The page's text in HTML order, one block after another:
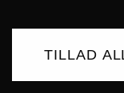
TILLAD
– sammen
(sax/
(trompet/